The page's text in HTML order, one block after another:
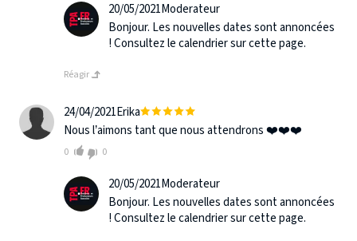
20/05/2021Moderateur
Bonjour. Les nouvelles dates sont annoncées
! Consultez le calendrier sur cette page.
Réagir
24/04/2021Erika
Nous l’aimons tant que nous attendrons ❤️❤️❤️
0 0
20/05/2021Moderateur
Bonjour. Les nouvelles dates sont annoncées
! Consultez le calendrier sur cette page.